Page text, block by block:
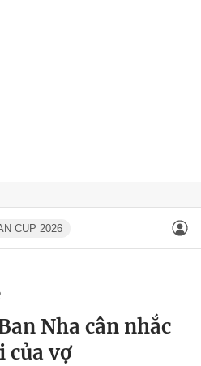
CUP 2026
Nha cân nhắc
của vợ